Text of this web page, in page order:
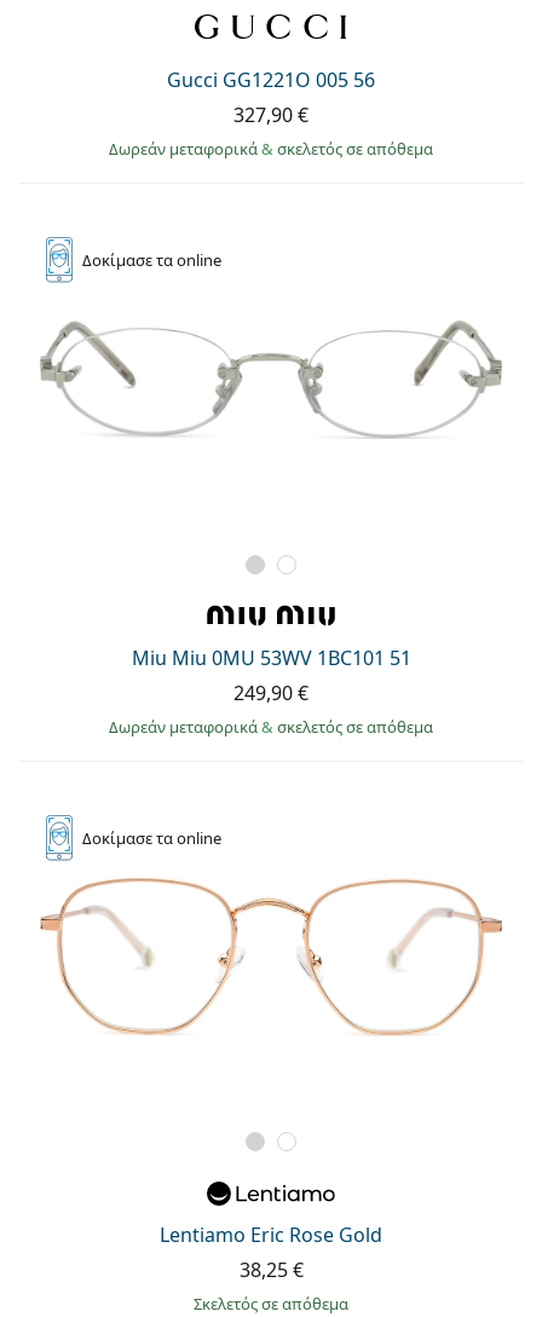
Gucci GG1221O 005 56
327,90 €
Δωρεάν μεταφορικά& σκελετός σε απόθεμα
Δοκίμασετα online
Miu Miu 0MU 53WV 1BC101 51
249,90 €
Δωρεάν μεταφορικά& σκελετός σε απόθεμα
Δοκίμασετα online
Lentiamo Eric Rose Gold
38,25 €
σκελετός σε απόθεμα